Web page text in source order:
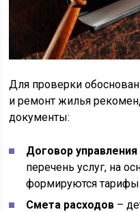
Для проверки
и ремонт жилья
документы:
Договор
перечень услуг, на
формируются тарифы.
Смета расходов –